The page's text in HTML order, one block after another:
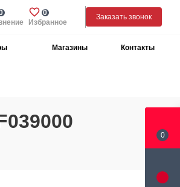
Избранное
0
Заказать звонок
Магазины Контакты
0